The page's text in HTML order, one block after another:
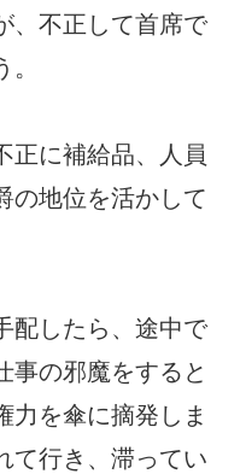
、不正して首席で
正に補給品、人員
の地位を活かして
配したら、途中で
事の邪魔をすると
力を傘に摘発しま
て行き、滞ってい